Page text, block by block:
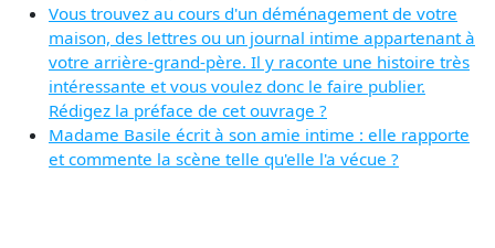
Vous trouvez au cours d'un déménagement de votre
maison, des lettres ou un journal intime appartenant à
votre arrière-grand-père. Il y raconte une histoire très
intéressante et vous voulez donc le faire publier.
Rédigez la préface de cet ouvrage ?
Madame Basile écrit à son amie intime : elle rapporte
et commente la scène telle qu'elle l'a vécue ?